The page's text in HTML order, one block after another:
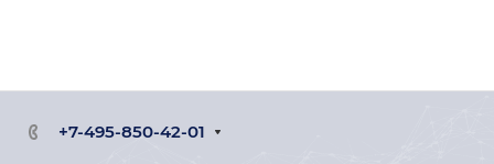
+7-495-850-42-01